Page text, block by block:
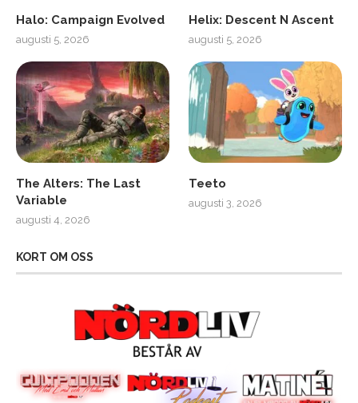
Halo: Campaign Evolved
augusti 5, 2026
Helix: Descent N Ascent
augusti 5, 2026
The Alters: The Last
Variable
augusti 4, 2026
Teeto
augusti 3, 2026
KORT OM OSS